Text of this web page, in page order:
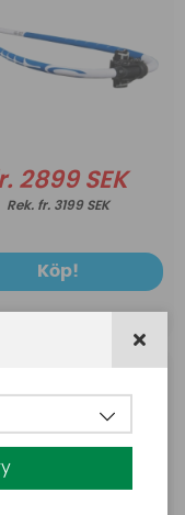
2899 SEK
fr. 3199 SEK
Köp!
för kanten på